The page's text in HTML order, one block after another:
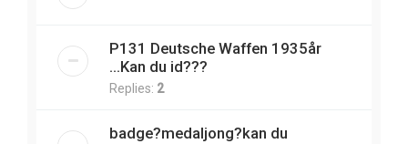
P131 Deutsche Waffen 1935år
...Kan du id???
Replies: 2
badge?medaljong?kan du